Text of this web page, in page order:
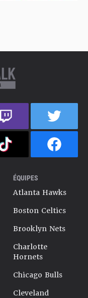
ÉQUIPES
Atlanta Hawks
Boston Celtics
Brooklyn Nets
Charlotte
Hornets
Chicago Bulls
Cleveland